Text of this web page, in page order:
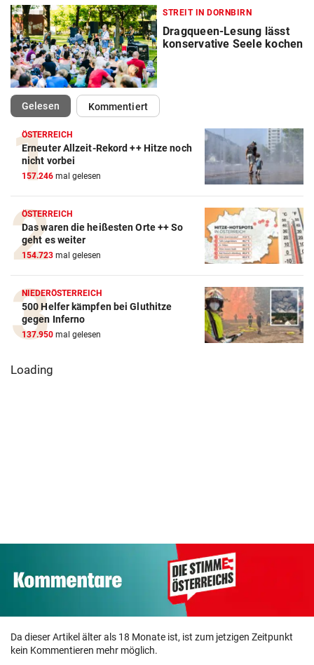
STREIT IN DORNBIRN
Dragqueen-Lesung lässt
konservative Seele kochen
Gelesen(ausgewählt)Kommentiert
ÖSTERREICH
Erneuter Allzeit-Rekord ++ Hitze noch
nicht vorbei
157.246 mal gelesen
ÖSTERREICH
Das waren die heißesten Orte ++ So
geht es weiter
154.723 mal gelesen
NIEDERÖSTERREICH
500 Helfer kämpfen bei Gluthitze
gegen Inferno
137.950 mal gelesen
Loading
Da dieser Artikel älter als 18 Monate ist, ist zum jetzigen Zeitpunkt
kein Kommentieren mehr möglich.